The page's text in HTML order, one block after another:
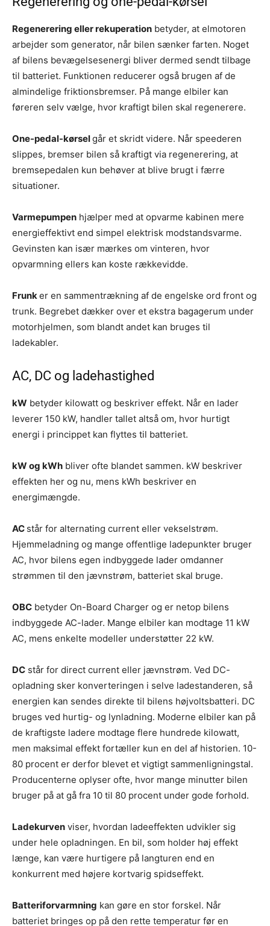
Regenerering eller rekuperation betyder, at elmotoren
arbejder som generator, når bilen sænker farten. Noget
af bilens bevægelsesenergi bliver dermed sendt tilbage
til batteriet. Funktionen reducerer også brugen af de
almindelige friktionsbremser. På mange elbiler kan
føreren selv vælge, hvor kraftigt bilen skal regenerere.
One-pedal-kørselgår et skridt videre. Når speederen
slippes, bremser bilen så kraftigt via regenerering, at
bremsepedalen kun behøver at blive brugt i færre
situationer.
Varmepumpen hjælper med at opvarme kabinen mere
energieffektivt end simpel elektrisk modstandsvarme.
Gevinsten kan især mærkes om vinteren, hvor
opvarmning ellers kan koste rækkevidde.
Frunker en sammentrækning af de engelske ord front og
trunk. Begrebet dækker over et ekstra bagagerum under
motorhjelmen, som blandt andet kan bruges til
ladekabler.
AC, DC og ladehastighed
kW betyder kilowatt og beskriver effekt. Når en lader
leverer 150 kW, handler tallet altså om, hvor hurtigt
energi i princippet kan flyttes til batteriet.
kW og kWh bliver ofte blandet sammen. kW beskriver
effekten her og nu, mens kWh beskriver en
energimængde.
AC står for alternating current eller vekselstrøm.
Hjemmeladning og mange offentlige ladepunkter bruger
AC, hvor bilens egen indbyggede lader omdanner
strømmen til den jævnstrøm, batteriet skal bruge.
OBC betyder On-Board Charger og er netop bilens
indbyggede AC-lader. Mange elbiler kan modtage 11 kW
AC, mens enkelte modeller understøtter 22 kW.
DC står for direct current eller jævnstrøm. Ved DC-
opladning sker konverteringen i selve ladestanderen, så
energien kan sendes direkte til bilens højvoltsbatteri. DC
bruges ved hurtig- og lynladning. Moderne elbiler kan på
de kraftigste ladere modtage flere hundrede kilowatt,
men maksimal effekt fortæller kun en del af historien. 10-
80 procent er derfor blevet et vigtigt sammenligningstal.
Producenterne oplyser ofte, hvor mange minutter bilen
bruger på at gå fra 10 til 80 procent under gode forhold.
Ladekurven viser, hvordan ladeeffekten udvikler sig
under hele opladningen. En bil, som holder høj effekt
længe, kan være hurtigere på langturen end en
konkurrent med højere kortvarig spidseffekt.
Batteriforvarmning kan gøre en stor forskel. Når
batteriet bringes op på den rette temperatur før en